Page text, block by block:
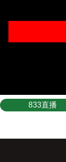
833直播